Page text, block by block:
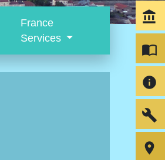
France
Services
account_balance
import_contacts
info
build
room